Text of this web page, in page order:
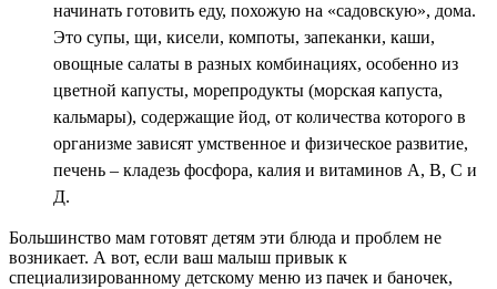
начинать готовить еду, похожую на «садовскую», дома.
Это супы, щи, кисели, компоты, запеканки, каши,
овощные салаты в разных комбинациях, особенно из
цветной капусты, морепродукты (морская капуста,
кальмары), содержащие йод, от количества которого в
организме зависят умственное и физическое развитие,
печень – кладезь фосфора, калия и витаминов А, В, С и
Д.
Большинство мам готовят детям эти блюда и проблем не
возникает. А вот, если ваш малыш привык к
специализированному детскому меню из пачек и баночек,